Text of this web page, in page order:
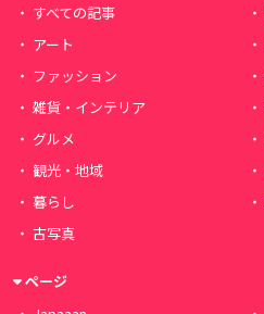
すべての記事
アート
ファッション
雑貨・インテリア
グルメ
観光・地域
暮らし
古写真
ページ